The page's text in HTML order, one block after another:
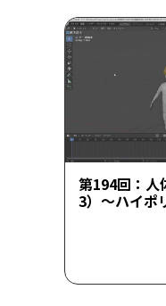
第194回：人
3）～ハイポ